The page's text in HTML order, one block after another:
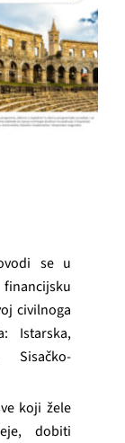
se u
civilnoga
Istarska,
Sisačko-
koji žele
dobiti